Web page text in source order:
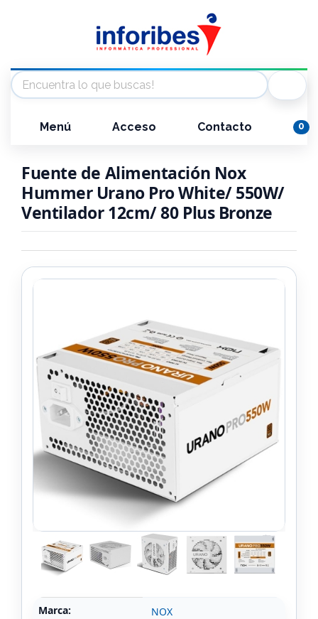
Menú Acceso Contacto 0
Fuente de Alimentación Nox
Hummer Urano Pro White/ 550W/
Ventilador 12cm/ 80 Plus Bronze
Marca: NOX